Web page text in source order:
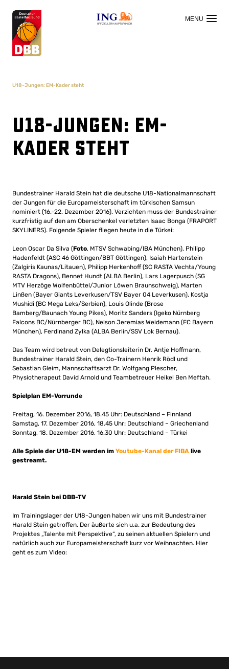
OFFIZIELLER HAUPTSPONSOR
U18-Jungen: EM-Kader steht
U18-Jungen: EM-
Kader steht
Bundestrainer Harald Stein hat die deutsche U18-Nationalmannschaft
der Jungen für die Europameisterschaft im türkischen Samsun
nominiert (16.-22. Dezember 2016). Verzichten muss der Bundestrainer
kurzfristig auf den am Oberschenkel verletzten Isaac Bonga (FRAPORT
SKYLINERS). Folgende Spieler fliegen heute in die Türkei:
Leon Oscar Da Silva (Foto, MTSV Schwabing/IBA München), Philipp
Hadenfeldt (ASC 46 Göttingen/BBT Göttingen), Isaiah Hartenstein
(Zalgiris Kaunas/Litauen), Philipp Herkenhoff (SC RASTA Vechta/Young
RASTA Dragons), Bennet Hundt (ALBA Berlin), Lars Lagerpusch (SG
MTV Herzöge Wolfenbüttel/Junior Löwen Braunschweig), Marten
Linßen (Bayer Giants Leverkusen/TSV Bayer 04 Leverkusen), Kostja
Mushidi (BC Mega Leks/Serbien), Louis Olinde (Brose
Bamberg/Baunach Young Pikes), Moritz Sanders (Igeko Nürnberg
Falcons BC/Nürnberger BC), Nelson Jeremias Weidemann (FC Bayern
München), Ferdinand Zylka (ALBA Berlin/SSV Lok Bernau).
Das Team wird betreut von Delegtionsleiterin Dr. Antje Hoffmann,
Bundestrainer Harald Stein, den Co-Trainern Henrik Rödl und
Sebastian Gleim, Mannschaftsarzt Dr. Wolfgang Plescher,
Physiotherapeut David Arnold und Teambetreuer Heikel Ben Meftah.
Spielplan EM-Vorrunde
Freitag, 16. Dezember 2016, 18.45 Uhr: Deutschland – Finnland
Samstag, 17. Dezember 2016, 18.45 Uhr: Deutschland – Griechenland
Sonntag, 18. Dezember 2016, 16.30 Uhr: Deutschland – Türkei
Alle Spiele der U18-EM werden im Youtube-Kanal der FIBA live
gestreamt.
Harald Stein bei DBB-TV
Im Trainingslager der U18-Jungen haben wir uns mit Bundestrainer
Harald Stein getroffen. Der äußerte sich u.a. zur Bedeutung des
Projektes „Talente mit Perspektive“, zu seinen aktuellen Spielern und
natürlich auch zur Europameisterschaft kurz vor Weihnachten. Hier
geht es zum Video: